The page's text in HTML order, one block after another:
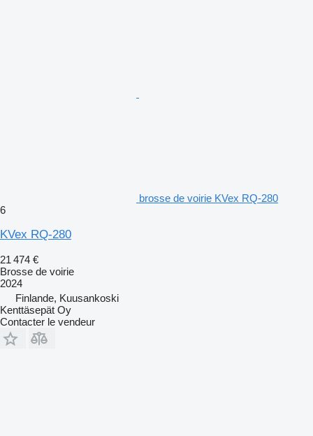
brosse de voirie KVex RQ-280
6
KVex RQ-280
21 474 €
Brosse de voirie
2024
Finlande, Kuusankoski
Kenttäsepät Oy
Contacter le vendeur